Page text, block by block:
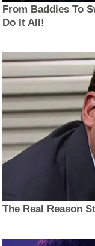
From Baddies To
Do It All!
The Real Reason